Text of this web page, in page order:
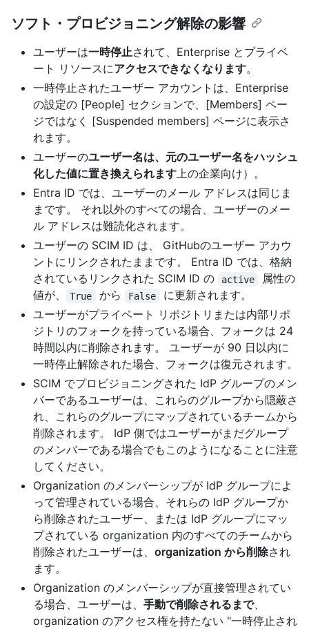
ソフト・プロビジョニング解除の影響
ユーザーは一時停止されて、Enterprise とプライベ
ート リソースにアクセスできなくなります。
一時停止されたユーザー アカウントは、Enterprise
の設定の [People] セクションで、[Members] ペー
ジではなく [Suspended members] ページに表示さ
れます。
ユーザーのユーザー名は、元のユーザー名をハッシュ
化した値に置き換えられます上の企業向け）。
Entra ID では、ユーザーのメール アドレスは同じま
まです。 それ以外のすべての場合、ユーザーのメー
ル アドレスは難読化されます。
ユーザーの SCIM ID は、 GitHubのユーザー アカウ
ントにリンクされたままです。 Entra ID では、格納
されているリンクされた SCIM ID の
active
属性の
値が、
True から False
に更新されます。
ユーザーがプライベート リポジトリまたは内部リポ
ジトリのフォークを持っている場合、フォークは 24
時間以内に削除されます。 ユーザーが 90 日以内に
一時停止解除された場合、フォークは復元されます。
SCIM でプロビジョニングされた IdP グループのメン
バーであるユーザーは、これらのグループから隠蔽さ
れ、これらのグループにマップされているチームから
削除されます。 IdP 側ではユーザーがまだグループ
のメンバーである場合でもこのようになることに注意
してください。
Organization のメンバーシップが IdP グループによ
って管理されている場合、それらの IdP グループか
ら削除されたユーザー、または IdP グループにマッ
プされている organization 内のすべてのチームから
削除されたユーザーは、 organization から削除され
ます。
Organization のメンバーシップが直接管理されてい
る場合、ユーザーは、 手動で削除されるまで、
organization のアクセス権を持たない "一時停止され